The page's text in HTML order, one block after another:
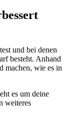
und bei denen
besteht. Anhand
machen, wie es in
es um deine
weiteres